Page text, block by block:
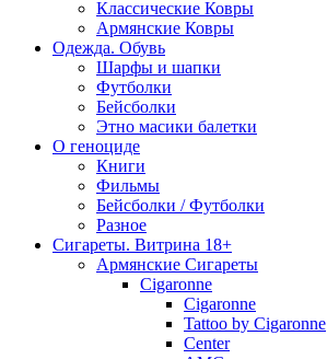
Классические Ковры
Армянские Ковры
Одежда. Обувь
Шарфы и шапки
Футболки
Бейсболки
Этно масики балетки
О геноциде
Книги
Фильмы
Бейсболки / Футболки
Разное
Сигареты. Витрина 18+
Армянские Сигареты
Cigaronne
Cigaronne
Tattoo by Cigaronne
Center